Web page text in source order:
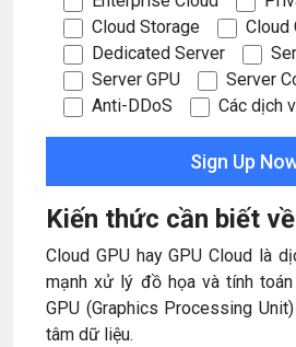
Cloud Storage
Cloud
Dedicated Server
Server GPU
Server
Anti-DDoS
Các dịch
Kiến thức cần biết
Cloud GPU hay GPU Cloud là
mạnh xử lý đồ họa và tính
GPU (Graphics Processing
tâm dữ liệu.